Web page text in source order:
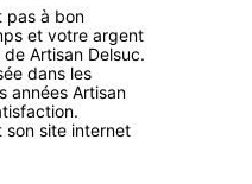
pas à bon
et votre argent
Artisan Delsuc.
dans les
années Artisan
son site internet